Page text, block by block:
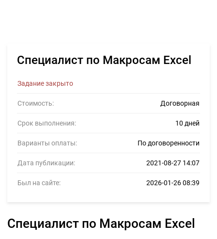
Специалист по Макросам Excel
Задание закрыто
Стоимость: Договорная
Срок выполнения: 10 дней
Варианты оплаты: По договоренности
Дата публикации: 2021-08-27 14:07
Был на сайте: 2026-01-26 08:39
Специалист по Макросам Excel